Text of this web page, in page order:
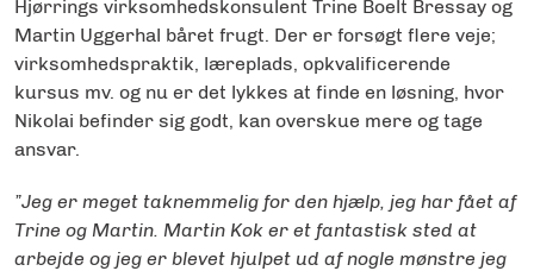
Hjørrings virksomhedskonsulent Trine Boelt Bressay og
Martin Uggerhal båret frugt. Der er forsøgt flere veje;
virksomhedspraktik, læreplads, opkvalificerende
kursus mv. og nu er det lykkes at finde en løsning, hvor
Nikolai befinder sig godt, kan overskue mere og tage
ansvar.
”Jeg er meget taknemmelig for den hjælp, jeg har fået af
Trine og Martin. Martin Kok er et fantastisk sted at
arbejde og jeg er blevet hjulpet ud af nogle mønstre jeg